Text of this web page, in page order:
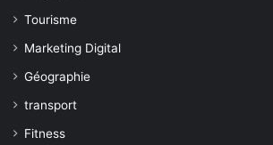
Tourisme
Marketing Digital
Géographie
transport
Fitness